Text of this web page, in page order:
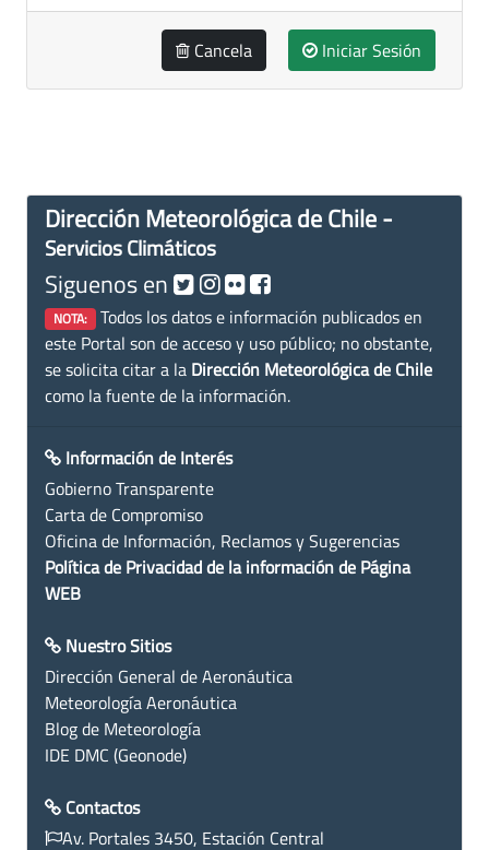
Cancela Iniciar Sesión
Dirección Meteorológica de Chile -
Servicios Climáticos
Siguenos en
NOTA: Todos los datos e información publicados en
este Portal son de acceso y uso público; no obstante,
se solicita citar a la Dirección Meteorológica de Chile
como la fuente de la información.
Información de Interés
Gobierno Transparente
Carta de Compromiso
Oficina de Información, Reclamos y Sugerencias
Política de Privacidad de la información de Página
WEB
Nuestro Sitios
Dirección General de Aeronáutica
Meteorología Aeronáutica
Blog de Meteorología
IDE DMC (Geonode)
Contactos
Av. Portales 3450, Estación Central